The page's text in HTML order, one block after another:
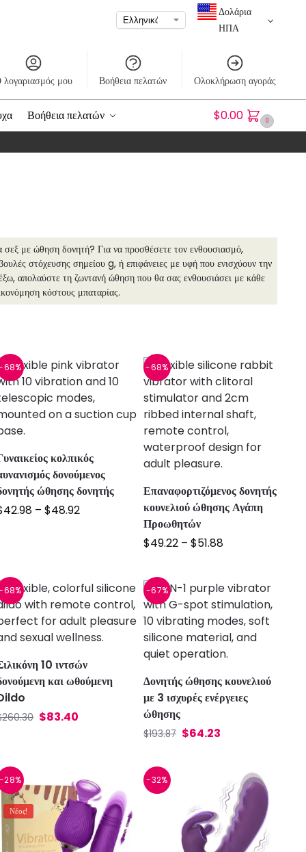
Δολάρια
ΗΠΑ
μου Βοήθεια πελατών Ολοκλήρωση αγοράς
Βοήθεια πελατών $0.00 0
σεξ με ώθηση δονητή? Για να προσθέσετε τον ενθουσιασμό,
στόχευσης σημείου g, ή επιφάνειες με υφή που ενισχύουν την
απολαύστε τη ζωντανή ώθηση που θα σας ενθουσιάσει με κάθε
κόστους μπαταρίας.
68%
κολπικός
δονούμενος
ώθησης δονητής
42.98 – $48.92
-68%
Επαναφορτιζόμενος δονητής
κουνελιού ώθησης Αγάπη
Προωθητών
$49.22 – $51.88
68%
10 ιντσών
και ωθούμενη
260.30 $83.40
-67%
Δονητής ώθησης κουνελιού
με 3 ισχυρές ενέργειες
ώθησης
$193.87 $64.23
-28%
Νέος!
-32%